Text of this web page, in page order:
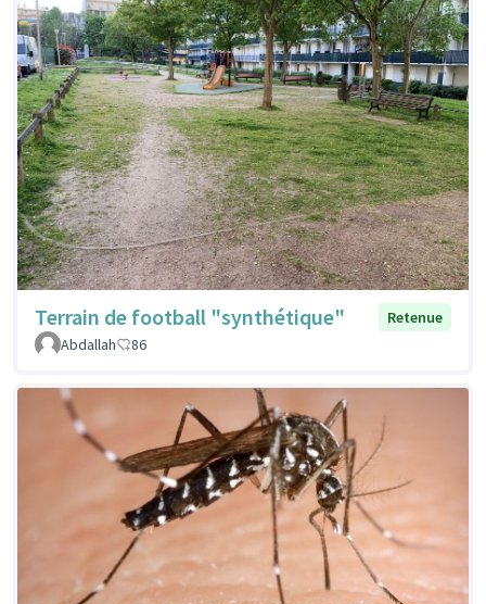
Terrain de football "synthétique"
Retenue
Abdallah
86